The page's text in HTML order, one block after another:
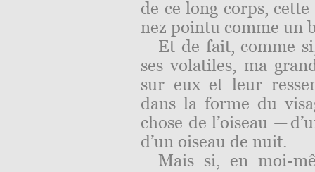
de ce long corps,
nez pointu comme un
Et de fait, comme
ses volatiles, ma
sur eux et leur
dans la forme du
chose de l’oiseau —
d’un oiseau de nuit.
Mais si, en moi-